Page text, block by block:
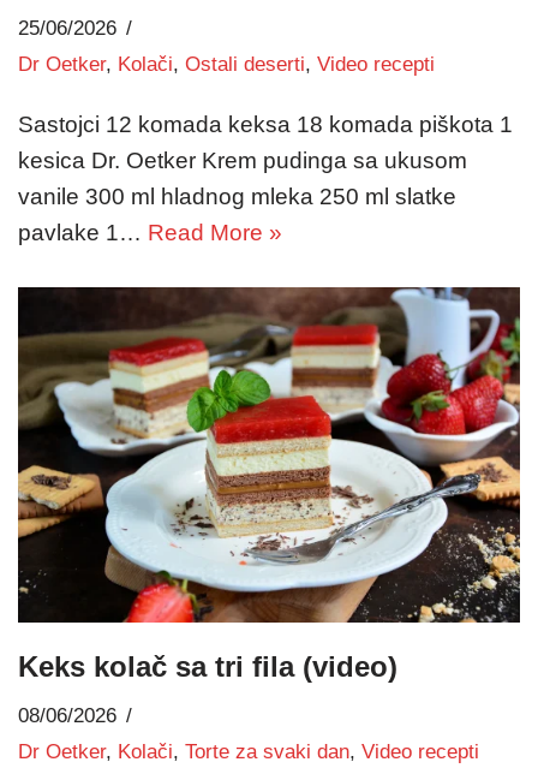
25/06/2026
Dr Oetker, Kolači, Ostali deserti, Video recepti
Sastojci 12 komada keksa 18 komada piškota 1
kesica Dr. Oetker Krem pudinga sa ukusom
vanile 300 ml hladnog mleka 250 ml slatke
pavlake 1… Read More »
Keks kolač sa tri fila (video)
08/06/2026
Dr Oetker, Kolači, Torte za svaki dan, Video recepti